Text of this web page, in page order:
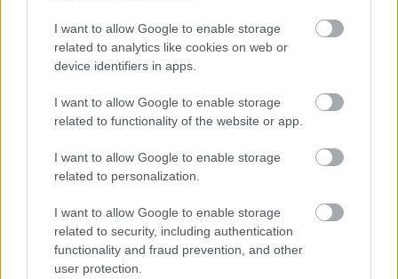
I want to allow Google to enable storage
related to analytics like cookies on web or
device identifiers in apps.
I want to allow Google to enable storage
related to functionality of the website or app.
I want to allow Google to enable storage
related to personalization.
I want to allow Google to enable storage
related to security, including authentication
functionality and fraud prevention, and other
user protection.
Hasonló ráfogás, hogy a nagy buli előtti jelenetben
Don Giovanni újságot olvas. Sokféle módon lehet őt
elképzelni, de a politikai rovatot vagy az
Giovanni a szó magasabb értelmében egyáltalán
nem is tud olvasni.
Ha a rendezés csúcspontja a második finálé, az elsőt
az előadás legnagyobb fiaskójának nevezhetjük.
kéjlakában, a libériás lakájok vad kicsapongást
hordoznak körül tálcákon, egyesek orális szexet
űznek, mások a tergo hágnak párjukkal, megint